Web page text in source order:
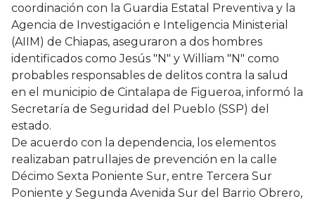
coordinación con la Guardia Estatal Preventiva y la
Agencia de Investigación e Inteligencia Ministerial
(AIIM) de Chiapas, aseguraron a dos hombres
identificados como Jesús "N" y William "N" como
probables responsables de delitos contra la salud
en el municipio de Cintalapa de Figueroa, informó la
Secretaría de Seguridad del Pueblo (SSP) del
estado.
De acuerdo con la dependencia, los elementos
realizaban patrullajes de prevención en la calle
Décimo Sexta Poniente Sur, entre Tercera Sur
Poniente y Segunda Avenida Sur del Barrio Obrero,